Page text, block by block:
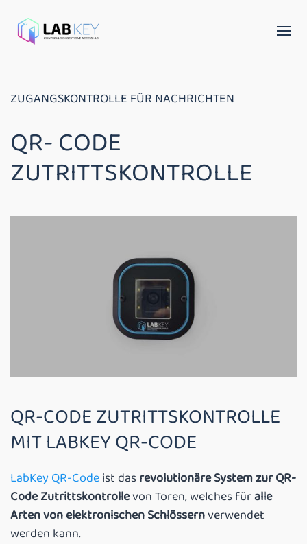
ZUGANGSKONTROLLE FÜR NACHRICHTEN
QR- CODE
ZUTRITTSKONTROLLE
QR-CODE ZUTRITTSKONTROLLE
MIT LABKEY QR-CODE
LabKey QR-Codeist dasrevolutionäre System zur QR-
Code Zutrittskontrollevon Toren, welches füralle
Arten von elektronischen Schlössernverwendet
werden kann.